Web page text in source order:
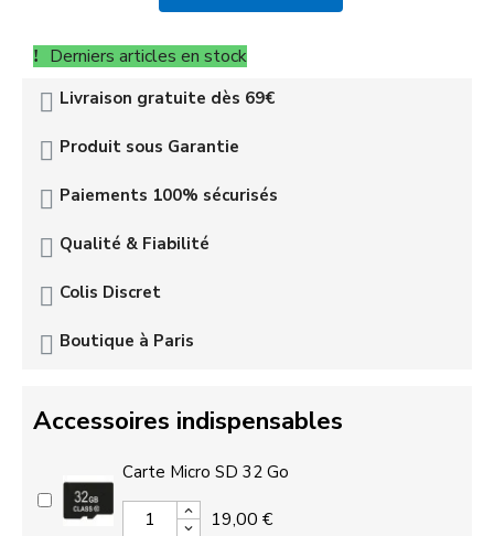
Derniers articles en stock
Livraison gratuite dès 69€
Produit sous Garantie
Paiements 100% sécurisés
Qualité & Fiabilité
Colis Discret
Boutique à Paris
Accessoires indispensables
Carte Micro SD 32 Go
19,00 €